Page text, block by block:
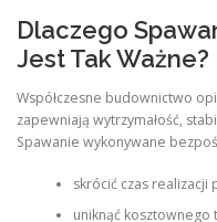
Dlaczego
Jest Tak Ważne?
Współczesne budownictwo
zapewniają wytrzymałość,
Spawanie wykonywane
skrócić czas realizacji
uniknąć